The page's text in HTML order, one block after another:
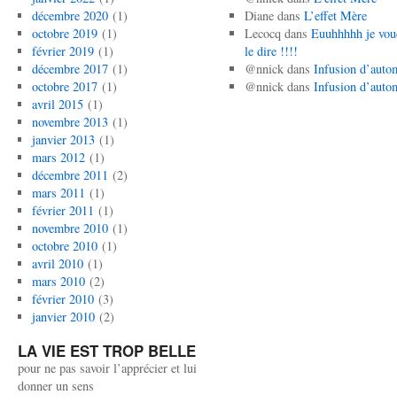
décembre 2020(1)
octobre 2019(1)
février 2019(1)
décembre 2017(1)
octobre 2017(1)
avril 2015(1)
novembre 2013(1)
janvier 2013(1)
mars 2012(1)
décembre 2011 (2)
mars 2011 (1)
février 2011 (1)
novembre 2010(1)
octobre 2010(1)
avril 2010(1)
mars 2010(2)
février 2010(3)
janvier 2010(2)
LA VIE EST TROP BELLE
pour ne pas savoir l’apprécier et lui
donner un sens
Dianedans L’effet Mère
Lecocq dans Euuhhhhh je
le dire !!!!
@nnickdans Infusion
@nnickdans Infusion